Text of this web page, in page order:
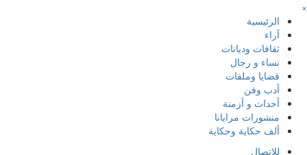
×
الرئيسية
آراء
ثقافات وديانات
نساء و رجال
قضايا وملفات
أدب وفن
أحداث و أزمنة
منشورات مرايانا
ألف حكاية وحكاية
للاتصال